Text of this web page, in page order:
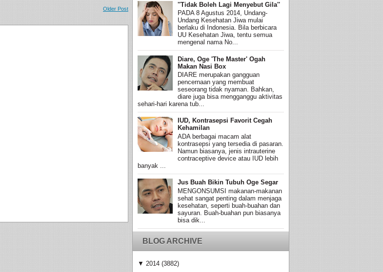
Older Post
''Tidak Boleh Lagi Menyebut Gila''
PADA 8 Agustus 2014, Undang-
Undang Kesehatan Jiwa mulai
berlaku di Indonesia. Bila berbicara
UU Kesehatan Jiwa, tentu semua
mengenal nama No...
Diare, Oge 'The Master' Ogah
Makan Nasi Box
DIARE merupakan gangguan
pencernaan yang membuat
seseorang tidak nyaman. Bahkan,
diare juga bisa mengganggu aktivitas
sehari-hari karena tub...
IUD, Kontrasepsi Favorit Cegah
Kehamilan
ADA berbagai macam alat
kontrasepsi yang tersedia di pasaran.
Namun biasanya, jenis intrauterine
contraceptive device atau IUD lebih
banyak ...
Jus Buah Bikin Tubuh Oge Segar
MENGONSUMSI makanan-makanan
sehat sangat penting dalam menjaga
kesehatan, seperti buah-buahan dan
sayuran. Buah-buahan pun biasanya
bisa dik...
BLOG ARCHIVE
▼ 2014 (3882)